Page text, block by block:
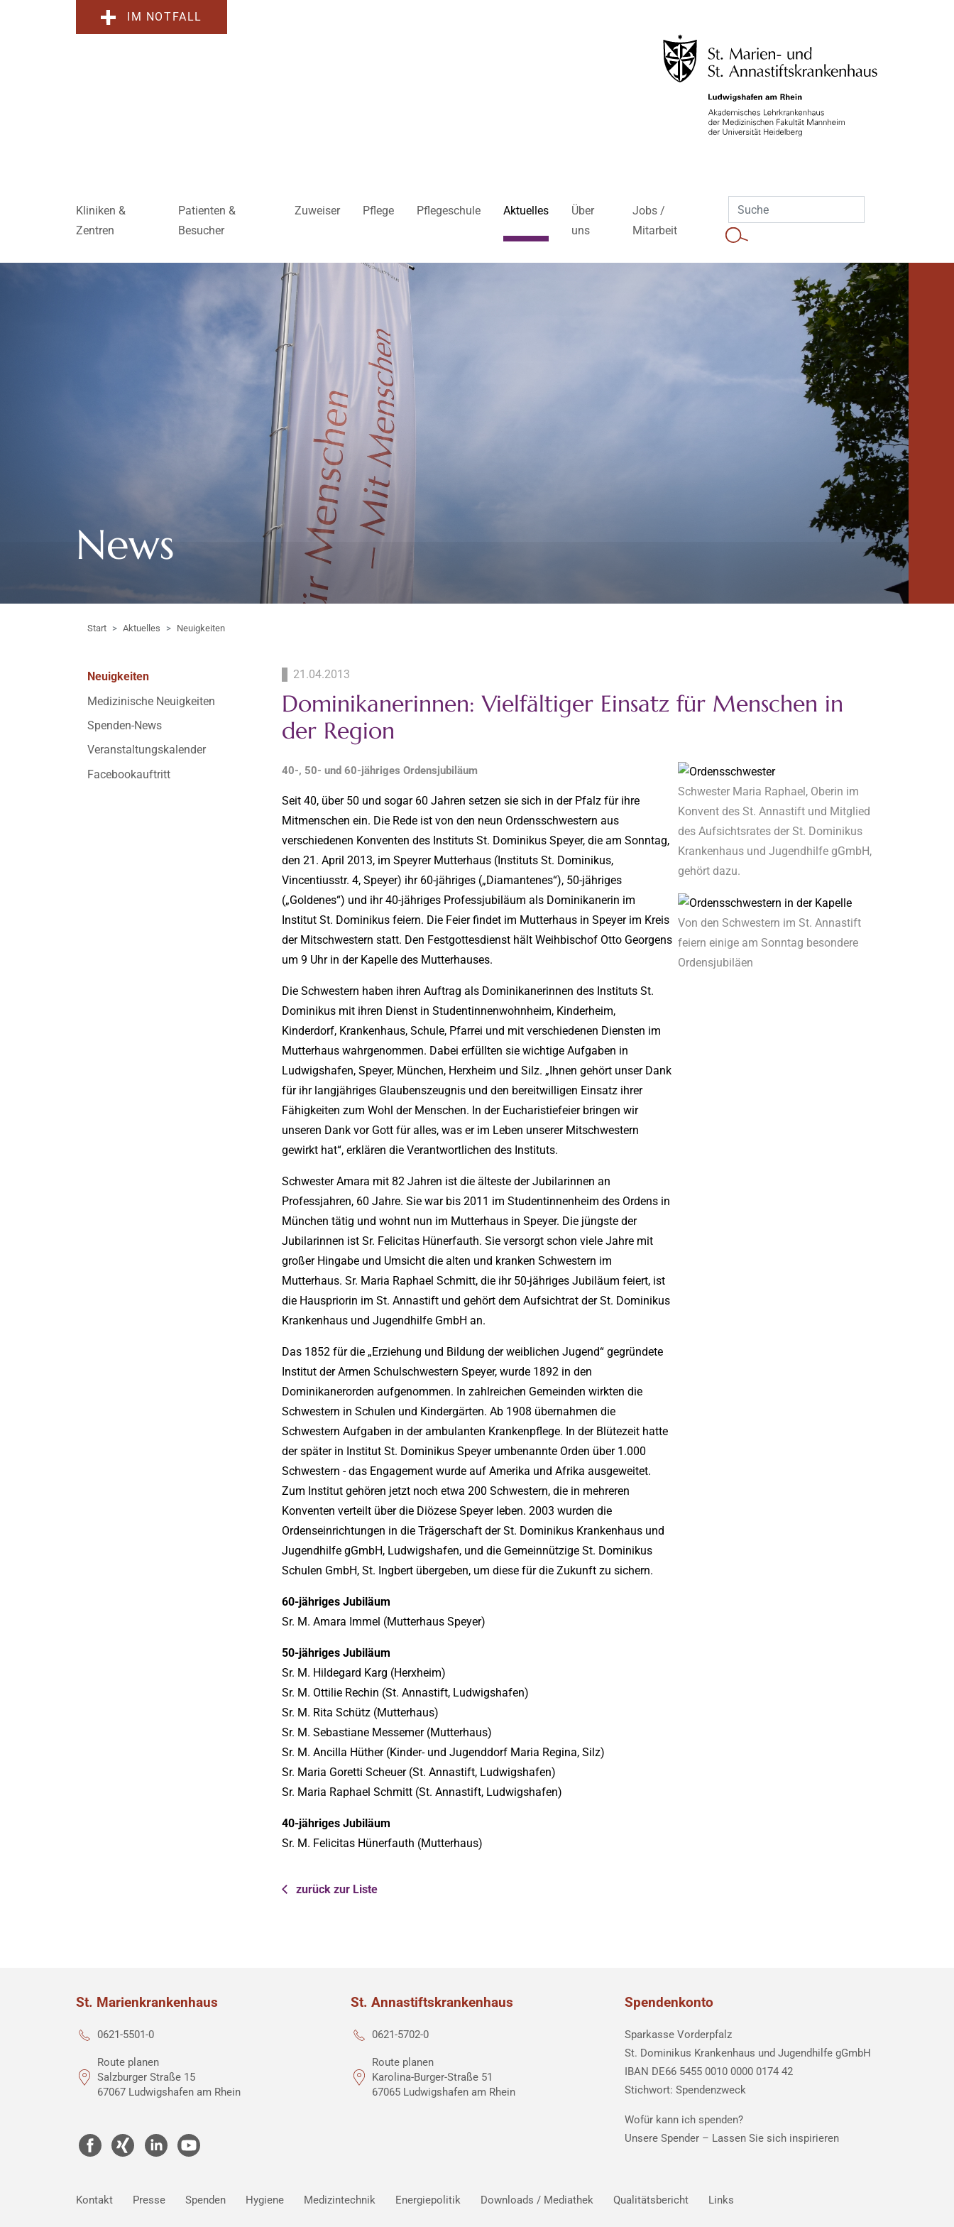
IM NOTFALL
Kliniken &
Zentren
Patienten &
Besucher
Zuweiser Pflege Pflegeschule Aktuelles
Über
uns
Jobs /
Mitarbeit
News
Start Aktuelles Neuigkeiten
Neuigkeiten
Medizinische Neuigkeiten
Spenden-News
Veranstaltungskalender
Facebookauftritt
21.04.2013
Dominikanerinnen: Vielfältiger Einsatz für Menschen in
der Region
40-, 50- und 60-jähriges Ordensjubiläum
Seit 40, über 50 und sogar 60 Jahren setzen sie sich in der Pfalz für ihre
Mitmenschen ein. Die Rede ist von den neun Ordensschwestern aus
verschiedenen Konventen des Instituts St. Dominikus Speyer, die am Sonntag,
den 21. April 2013, im Speyrer Mutterhaus (Instituts St. Dominikus,
Vincentiusstr. 4, Speyer) ihr 60-jähriges („Diamantenes“), 50-jähriges
(„Goldenes“) und ihr 40-jähriges Professjubiläum als Dominikanerin im
Institut St. Dominikus feiern. Die Feier findet im Mutterhaus in Speyer im Kreis
der Mitschwestern statt. Den Festgottesdienst hält Weihbischof Otto Georgens
um 9 Uhr in der Kapelle des Mutterhauses.
Die Schwestern haben ihren Auftrag als Dominikanerinnen des Instituts St.
Dominikus mit ihren Dienst in Studentinnenwohnheim, Kinderheim,
Kinderdorf, Krankenhaus, Schule, Pfarrei und mit verschiedenen Diensten im
Mutterhaus wahrgenommen. Dabei erfüllten sie wichtige Aufgaben in
Ludwigshafen, Speyer, München, Herxheim und Silz. „Ihnen gehört unser Dank
für ihr langjähriges Glaubenszeugnis und den bereitwilligen Einsatz ihrer
Fähigkeiten zum Wohl der Menschen. In der Eucharistiefeier bringen wir
unseren Dank vor Gott für alles, was er im Leben unserer Mitschwestern
gewirkt hat“, erklären die Verantwortlichen des Instituts.
Schwester Amara mit 82 Jahren ist die älteste der Jubilarinnen an
Professjahren, 60 Jahre. Sie war bis 2011 im Studentinnenheim des Ordens in
München tätig und wohnt nun im Mutterhaus in Speyer. Die jüngste der
Jubilarinnen ist Sr. Felicitas Hünerfauth. Sie versorgt schon viele Jahre mit
großer Hingabe und Umsicht die alten und kranken Schwestern im
Mutterhaus. Sr. Maria Raphael Schmitt, die ihr 50-jähriges Jubiläum feiert, ist
die Hauspriorin im St. Annastift und gehört dem Aufsichtrat der St. Dominikus
Krankenhaus und Jugendhilfe GmbH an.
Das 1852 für die „Erziehung und Bildung der weiblichen Jugend“ gegründete
Institut der Armen Schulschwestern Speyer, wurde 1892 in den
Dominikanerorden aufgenommen. In zahlreichen Gemeinden wirkten die
Schwestern in Schulen und Kindergärten. Ab 1908 übernahmen die
Schwestern Aufgaben in der ambulanten Krankenpflege. In der Blütezeit hatte
der später in Institut St. Dominikus Speyer umbenannte Orden über 1.000
Schwestern - das Engagement wurde auf Amerika und Afrika ausgeweitet.
Zum Institut gehören jetzt noch etwa 200 Schwestern, die in mehreren
Konventen verteilt über die Diözese Speyer leben. 2003 wurden die
Ordenseinrichtungen in die Trägerschaft der St. Dominikus Krankenhaus und
Jugendhilfe gGmbH, Ludwigshafen, und die Gemeinnützige St. Dominikus
Schulen GmbH, St. Ingbert übergeben, um diese für die Zukunft zu sichern.
60-jähriges Jubiläum
Sr. M. Amara Immel (Mutterhaus Speyer)
50-jähriges Jubiläum
Sr. M. Hildegard Karg (Herxheim)
Sr. M. Ottilie Rechin (St. Annastift, Ludwigshafen)
Sr. M. Rita Schütz (Mutterhaus)
Sr. M. Sebastiane Messemer (Mutterhaus)
Sr. M. Ancilla Hüther (Kinder- und Jugenddorf Maria Regina, Silz)
Sr. Maria Goretti Scheuer (St. Annastift, Ludwigshafen)
Sr. Maria Raphael Schmitt (St. Annastift, Ludwigshafen)
40-jähriges Jubiläum
Sr. M. Felicitas Hünerfauth (Mutterhaus)
Schwester Maria Raphael, Oberin im
Konvent des St. Annastift und Mitglied
des Aufsichtsrates der St. Dominikus
Krankenhaus und Jugendhilfe gGmbH,
gehört dazu.
Von den Schwestern im St. Annastift
feiern einige am Sonntag besondere
Ordensjubiläen
zurück zur Liste
St. Marienkrankenhaus
0621-5501-0
Route planen
Salzburger Straße 15
67067 Ludwigshafen am Rhein
St. Annastiftskrankenhaus
0621-5702-0
Route planen
Karolina-Burger-Straße 51
67065 Ludwigshafen am Rhein
Spendenkonto
Sparkasse Vorderpfalz
St. Dominikus Krankenhaus und Jugendhilfe gGmbH
IBAN DE66 5455 0010 0000 0174 42
Stichwort: Spendenzweck
Wofür kann ich spenden?
Unsere Spender – Lassen Sie sich inspirieren
Kontakt Presse Spenden Hygiene Medizintechnik Energiepolitik Downloads / Mediathek Qualitätsbericht Links